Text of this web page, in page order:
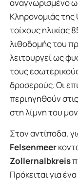
αναγνωρισμένο
Κληρονομιάς της
τοίχους ηλικίας
λιθοδομής του
λειτουργεί ως
τους
δροσερούς. Οι
περιηγηθούν
στη λίμνη του
Στον αντίποδα,
Felsenmeer
Zollernalbkreis
Πρόκειται για